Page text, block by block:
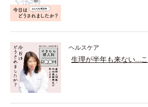
ヘルスケア
生理が半年も来ない…